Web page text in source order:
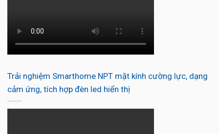
Trải nghiệm Smarthome NPT mặt kính cường lực, dạng
cảm ứng, tích hợp đèn led hiển thị